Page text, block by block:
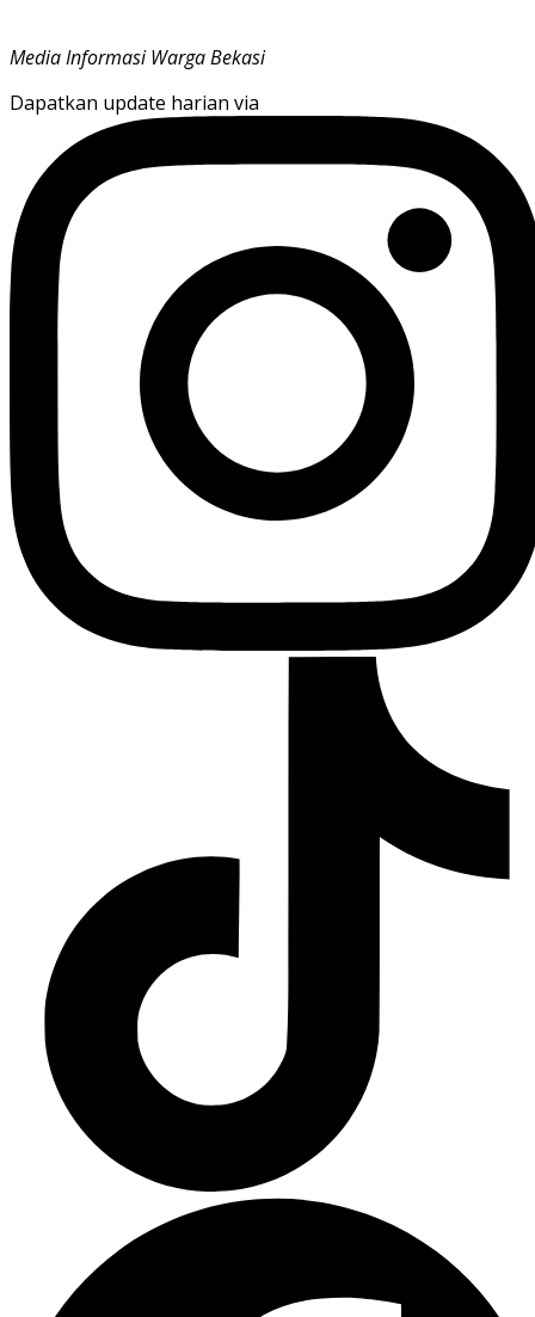
Media Informasi Warga Bekasi
Dapatkan update harian via